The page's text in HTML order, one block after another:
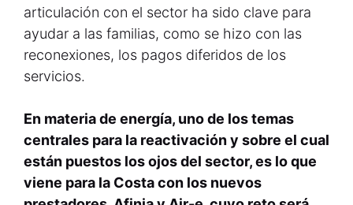
articulación con el sector ha sido clave para
ayudar a las familias, como se hizo con las
reconexiones, los pagos diferidos de los
servicios.
En materia de energía, uno de los temas
centrales para la reactivación y sobre el cual
están puestos los ojos del sector, es lo que
viene para la Costa con los nuevos